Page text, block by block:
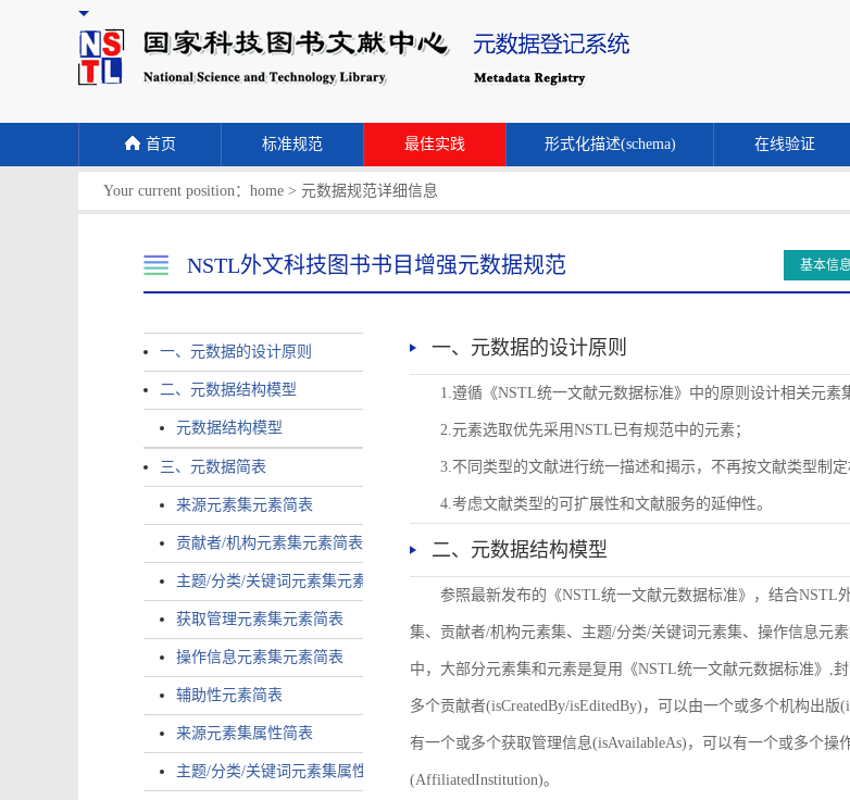
首页 标准规范 最佳实践 形式化描述(schema) 在线验证
Your current position： home > 元数据规范详细信息
NSTL外文科技图书书目增强元数据规范 基本信
一、元数据的设计原则
二、元数据结构模型
元数据结构模型
三、元数据简表
来源元素集元素简表
贡献者/机构元素集元素简表
主题/分类/关键词元素集元素简表
获取管理元素集元素简表
操作信息元素集元素简表
辅助性元素简表
来源元素集属性简表
主题/分类/关键词元素集属性简表
一、元数据的设计原则
1.遵循《NSTL统一文献元数据标准》中的原则设计相关元素
2.元素选取优先采用NSTL已有规范中的元素；
3.不同类型的文献进行统一描述和揭示，不再按文献类型制定
4.考虑文献类型的可扩展性和文献服务的延伸性。
二、元数据结构模型
参照最新发布的《NSTL统一文献元数据标准》，结合NSTL
集、贡献者/机构元素集、主题/分类/关键词元素集、操作信息元
中，大部分元素集和元素是复用《NSTL统一文献元数据标准》,
多个贡献者(isCreatedBy/isEditedBy)，可以由一个或多个机构出
有一个或多个获取管理信息(isAvailableAs)，可以有一个或多个操
(AffiliatedInstitution)。